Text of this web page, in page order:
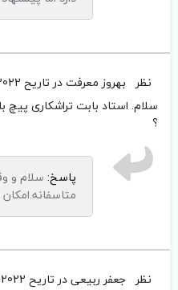
نظر بهروز معرفتدر تاریح 2022-11-16 21:35:25
سلام. استاد بابت تراشکاری
؟
پاسخ: سلام و
نظر جعفر ربیعیدر تاریح 2022-09-12 10:25:59